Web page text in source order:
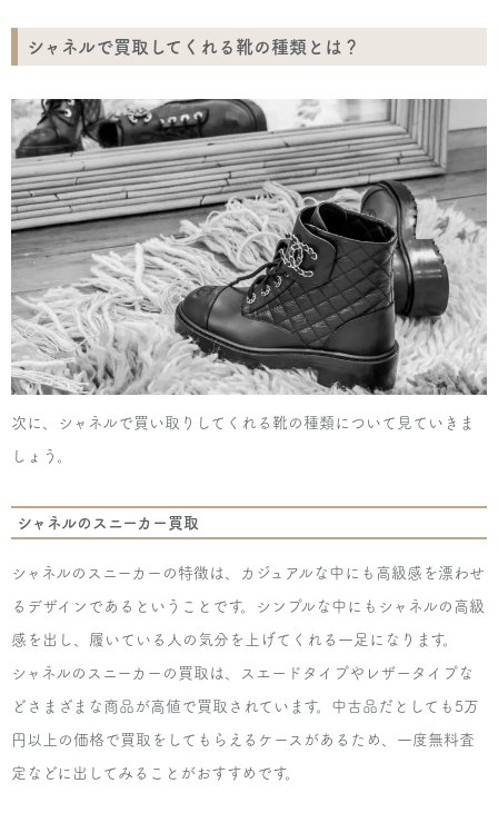
シャネルで買取してくれる靴の種類とは？
次に、シャネルで買い取りしてくれる靴の種類について見ていきま
しょう。
シャネルのスニーカー買取
シャネルのスニーカーの特徴は、カジュアルな中にも高級感を漂わせ
るデザインであるということです。シンプルな中にもシャネルの高級
感を出し、履いている人の気分を上げてくれる一足になります。
シャネルのスニーカーの買取は、スエードタイプやレザータイプな
どさまざまな商品が高値で買取されています。中古品だとしても5万
円以上の価格で買取をしてもらえるケースがあるため、一度無料査
定などに出してみることがおすすめです。